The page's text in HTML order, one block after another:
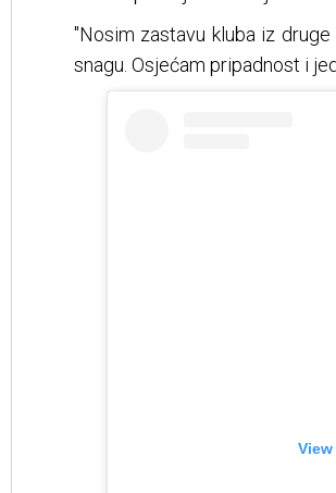
"Nosim zastavu kluba iz
snagu. Osjećam pripadnost i